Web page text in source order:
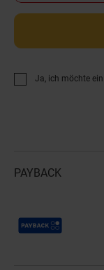
Ja, ich möchte
PAYBACK
Payback Punkte